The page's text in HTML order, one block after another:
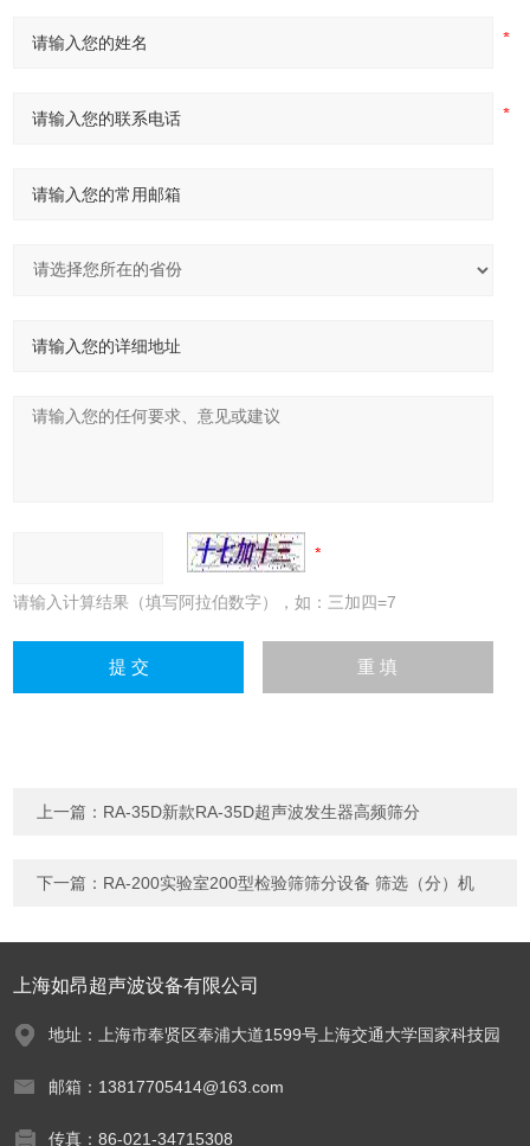
请输入计算结果（填写阿拉伯数字），如：三加四=7
上一篇： RA-35D新款RA-35D超声波发生器高频筛分
下一篇： RA-200实验室200型检验筛筛分设备 筛选（分）机
上海如昂超声波设备有限公司
地址：上海市奉贤区奉浦大道1599号上海交通大学国家科技园
邮箱：13817705414@163.com
传真：86-021-34715308